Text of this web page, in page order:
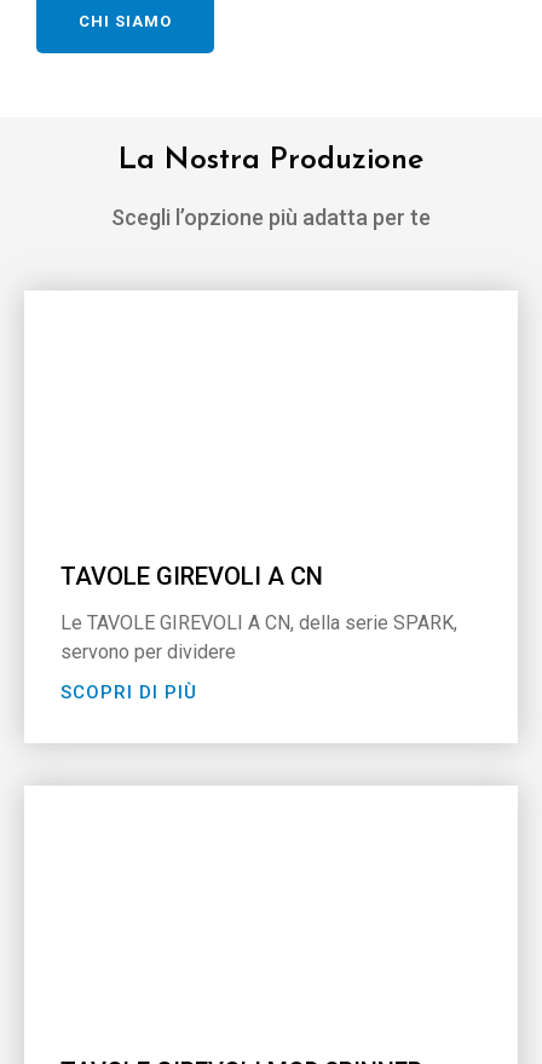
CHI SIAMO
La Nostra Produzione
Scegli l’opzione più adatta per te
TAVOLE GIREVOLI A CN
Le TAVOLE GIREVOLI A CN, della serie SPARK,
servono per dividere
SCOPRI DI PIÙ